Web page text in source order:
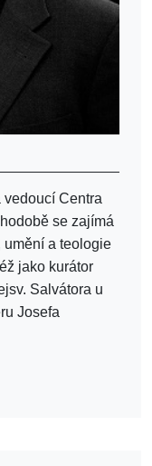
vedoucí Centra
se zajímá
umění a teologie
jako kurátor
Salvátora u
Josefa